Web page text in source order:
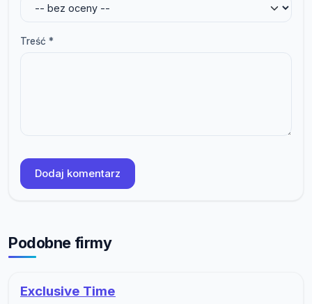
Treść *
Dodaj komentarz
Podobne firmy
Exclusive Time